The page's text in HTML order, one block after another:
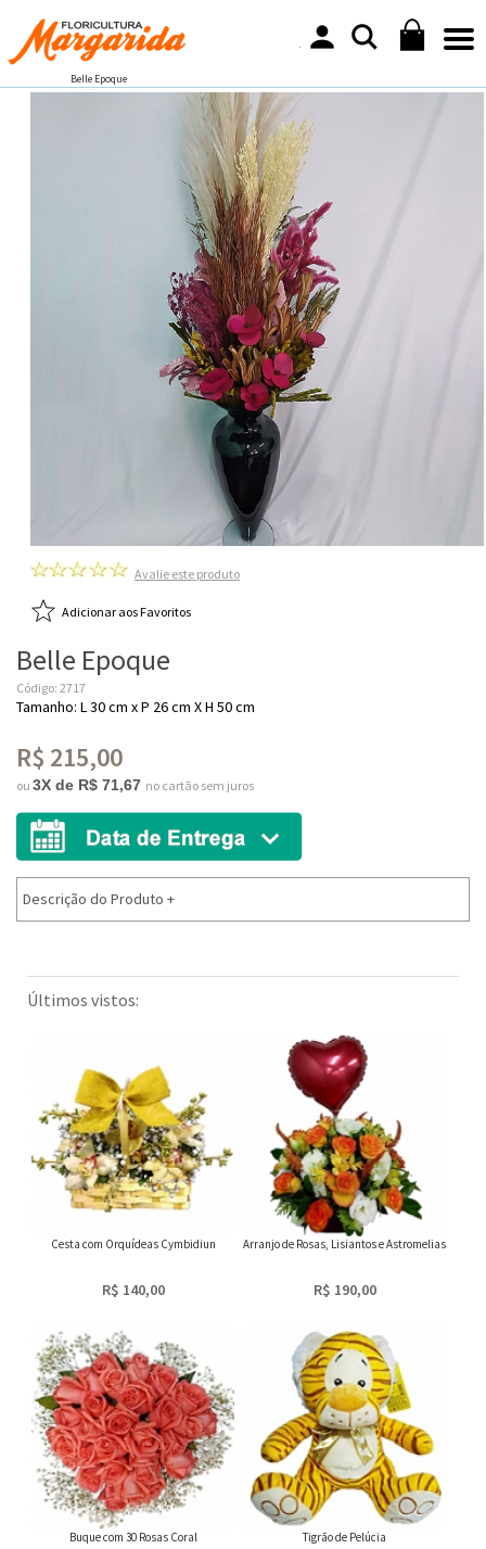
Belle Epoque
Avalie este produto
Adicionar aos Favoritos
Belle Epoque
Código: 2717
Tamanho: L 30 cm x P 26 cm X H 50 cm
R$ 215,00
ou 3X de R$ 71,67 no cartão sem juros
Descrição do Produto +
Últimos vistos:
Cesta com Orquídeas Cymbidiun
R$ 140,00
Arranjo de Rosas, Lisiantos e Astromelias
R$ 190,00
Buque com 30 Rosas Coral Tigrão de Pelúcia